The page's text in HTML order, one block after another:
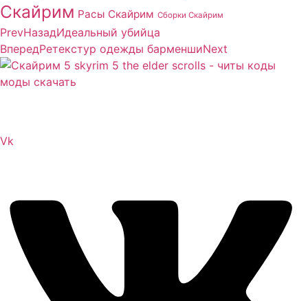
Скайрим Расы Скайрим Сборки Скайрим
PrevНазадИдеальный убийца
ВпередРетекстур одежды барменшиNext
Vk